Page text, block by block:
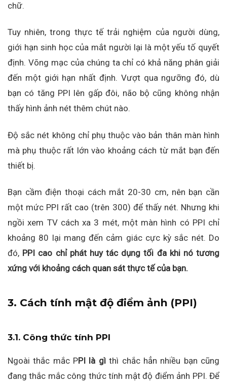
chữ.
Tuy nhiên, trong thực tế trải nghiệm của người dùng,
giới hạn sinh học của mắt người lại là một yếu tố quyết
định. Võng mạc của chúng ta chỉ có khả năng phân giải
đến một giới hạn nhất định. Vượt qua ngưỡng đó, dù
bạn có tăng PPI lên gấp đôi, não bộ cũng không nhận
thấy hình ảnh nét thêm chút nào.
Độ sắc nét không chỉ phụ thuộc vào bản thân màn hình
mà phụ thuộc rất lớn vào khoảng cách từ mắt bạn đến
thiết bị.
Bạn cầm điện thoại cách mắt 20-30 cm, nên bạn cần
một mức PPI rất cao (trên 300) để thấy nét. Nhưng khi
ngồi xem TV cách xa 3 mét, một màn hình có PPI chỉ
khoảng 80 lại mang đến cảm giác cực kỳ sắc nét. Do
đó, PPI cao chỉ phát huy tác dụng tối đa khi nó tương
xứng với khoảng cách quan sát thực tế của bạn.
3. Cách tính mật độ điểm ảnh (PPI)
3.1. Công thức tính PPI
Ngoài thắc mắc PPI là gìthì chắc hẳn nhiều bạn cũng
đang thắc mắc công thức tính mật độ điểm ảnh PPI. Để